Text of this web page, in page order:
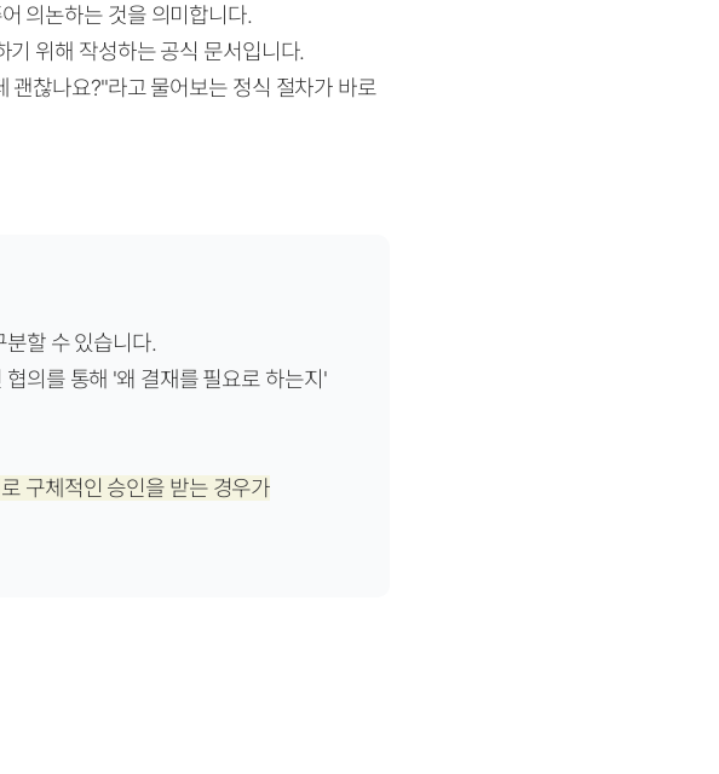
의논하는 것을 의미합니다.
위해 작성하는 공식 문서입니다.
괜찮나요?"라고 물어보는 정식 절차가 바로
할 수 있습니다.
의를 통해 '왜 결재를 필요로 하는지'
구체적인 승인을 받는 경우가